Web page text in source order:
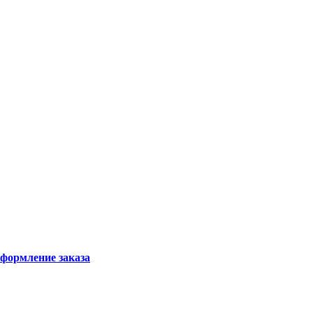
заказа